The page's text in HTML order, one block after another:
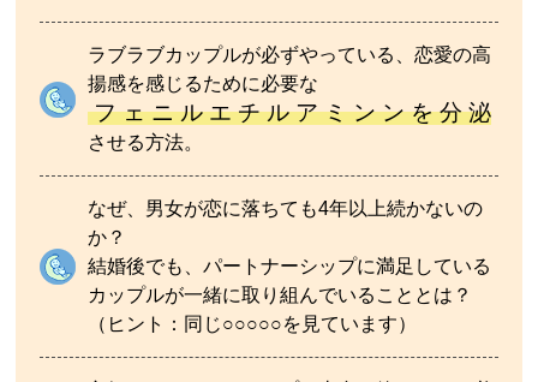
ラブラブカップルが必ずやっている、恋愛の高
揚感を感じるために必要な
フ ェ ニ ル エ チ ル ア ミ ン ン を 分 泌
させる方法。
なぜ、男女が恋に落ちても4年以上続かないの
か？
結婚後でも、パートナーシップに満足している
カップルが一緒に取り組んでいることとは？
（ヒント：同じ○○○○○を見ています）